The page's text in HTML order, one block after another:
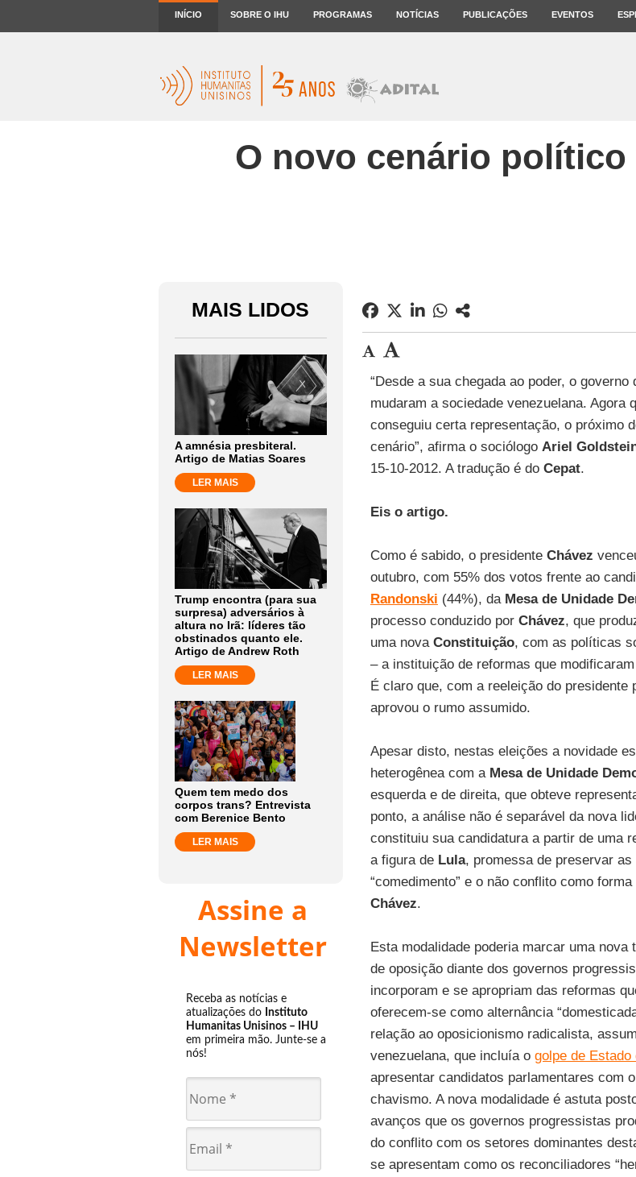
INÍCIO SOBRE O IHU PROGRAMAS NOTÍCIAS PUBLICAÇÕES EVENTOS
O novo cenário político
MAIS LIDOS
A amnésia presbiteral.
Artigo de Matias Soares
LER MAIS
Trump encontra (para sua
surpresa) adversários à
altura no Irã: líderes tão
obstinados quanto ele.
Artigo de Andrew Roth
LER MAIS
Quem tem medo dos
corpos trans? Entrevista
com Berenice Bento
LER MAIS
Assine a
Newsletter
Receba as notícias e
atualizações do Instituto
Humanitas Unisinos – IHU
em primeira mão. Junte-se a
nós!
“Desde a sua chegada ao poder, o governo
mudaram a sociedade venezuelana. Agora
conseguiu certa representação, o próximo
cenário”, afirma o sociólogo Ariel
15-10-2012. A tradução é do Cepat.
Eis o artigo.
Como é sabido, o presidente Chávez
outubro, com 55% dos votos frente ao
Randonski (44%), da Mesa de Unidade
processo conduzido por Chávez, que
uma nova Constituição, com as políticas
– a instituição de reformas que
É claro que, com a reeleição do presidente
aprovou o rumo assumido.
Apesar disto, nestas eleições a novidade
heterogênea com a Mesa de Unidade
esquerda e de direita, que obteve
ponto, a análise não é separável da nova
constituiu sua candidatura a partir de uma
a figura de Lula, promessa de preservar as
“comedimento” e o não conflito como
Chávez.
Esta modalidade poderia marcar uma
de oposição diante dos governos
incorporam e se apropriam das reformas
oferecem-se como alternância
relação ao oposicionismo radicalista,
venezuelana, que incluía o golpe de Estado
apresentar candidatos parlamentares com
chavismo. A nova modalidade é astuta
avanços que os governos progressistas
do conflito com os setores dominantes
se apresentam como os reconciliadores